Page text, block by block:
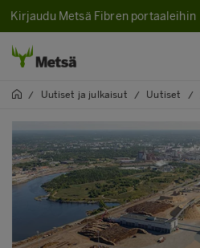
Kirjaudu Metsä Fibren portaaleihin
/ Uutiset ja julkaisut / Uutiset /